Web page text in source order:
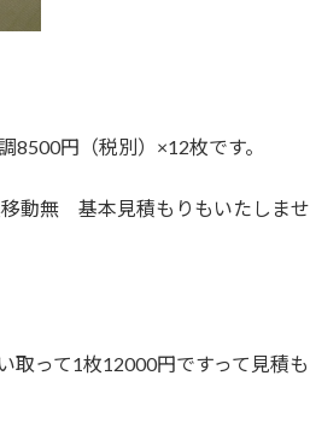
円（税別）×12枚です。
動無 基本見積もりもいたしませ
取って1枚12000円ですって見積も